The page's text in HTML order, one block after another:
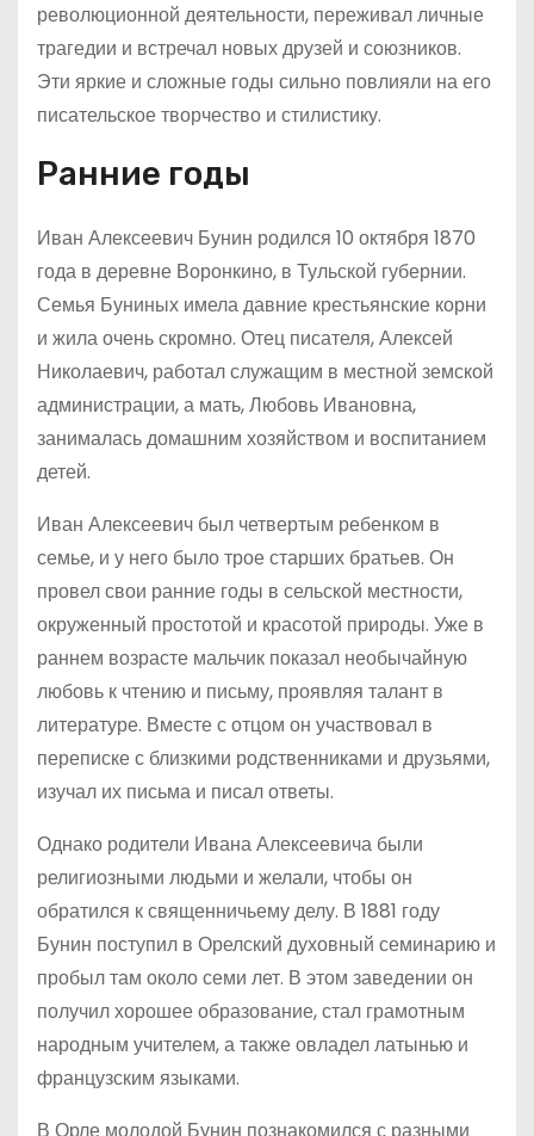
революционной деятельности, переживал личные
трагедии и встречал новых друзей и союзников.
Эти яркие и сложные годы сильно повлияли на его
писательское творчество и стилистику.
Ранние годы
Иван Алексеевич Бунин родился 10 октября 1870
года в деревне Воронкино, в Тульской губернии.
Семья Буниных имела давние крестьянские корни
и жила очень скромно. Отец писателя, Алексей
Николаевич, работал служащим в местной земской
администрации, а мать, Любовь Ивановна,
занималась домашним хозяйством и воспитанием
детей.
Иван Алексеевич был четвертым ребенком в
семье, и у него было трое старших братьев. Он
провел свои ранние годы в сельской местности,
окруженный простотой и красотой природы. Уже в
раннем возрасте мальчик показал необычайную
любовь к чтению и письму, проявляя талант в
литературе. Вместе с отцом он участвовал в
переписке с близкими родственниками и друзьями,
изучал их письма и писал ответы.
Однако родители Ивана Алексеевича были
религиозными людьми и желали, чтобы он
обратился к священничьему делу. В 1881 году
Бунин поступил в Орелский духовный семинарию и
пробыл там около семи лет. В этом заведении он
получил хорошее образование, стал грамотным
народным учителем, а также овладел латынью и
французским языками.